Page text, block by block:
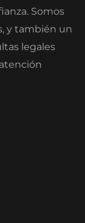
Somos
y también un
legales